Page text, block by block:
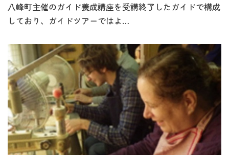
八峰町主催のガイド養成講座を受講終了したガイドで構成
しており、ガイドツアーではよ…